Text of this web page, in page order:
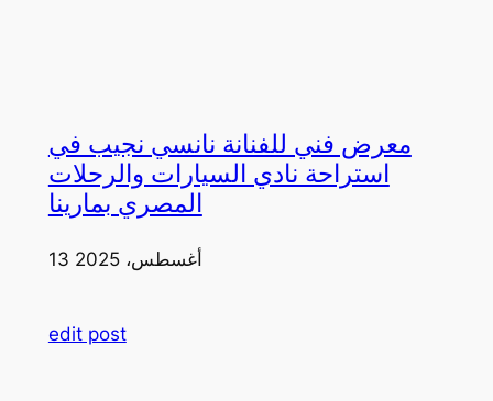
معرض فني للفنانة نانسي نجيب في
استراحة نادي السيارات والرحلات
المصري بمارينا
13 أغسطس، 2025
edit post